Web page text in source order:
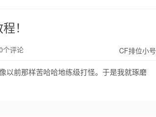
！
个评论 CF排位小号
以前那样苦哈哈地练级打怪。于是我就琢磨